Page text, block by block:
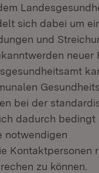
sich dabei um
und
neuer
bei der
dadurch bedingt
notwendigen
Kontaktpersonen
zu können.